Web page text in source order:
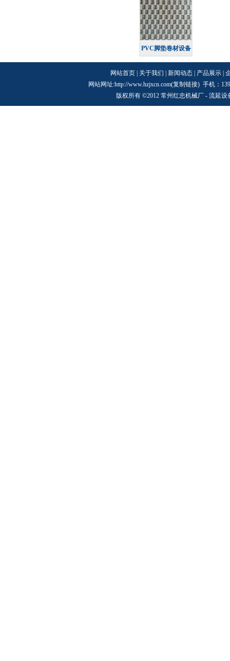
PVC脚垫卷材设备
网站首页| 关于我们 新闻动态| 产品展示|
网站网址:http://www.hzjxcn.com(复制链接) 手机：
版权所有 ©2012 常州红忠机械厂 - 流延设